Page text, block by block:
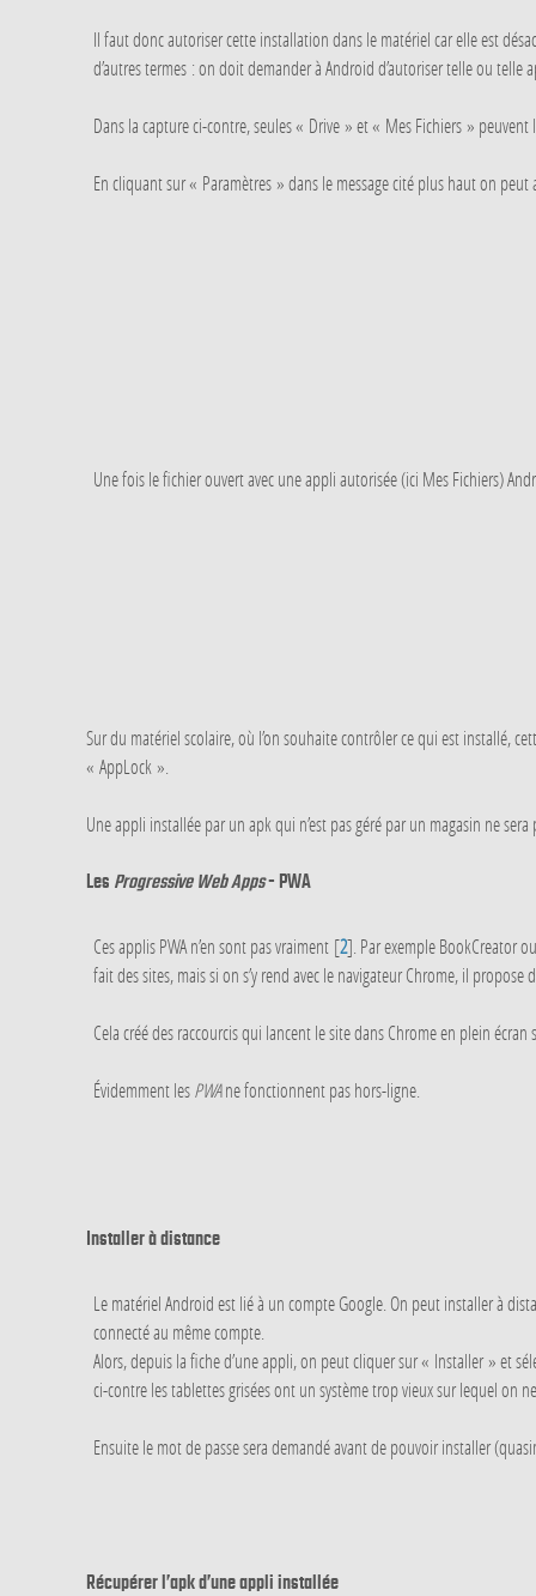
Il faut donc autoriser cette installation dans le matériel car elle est
d’autres termes : on doit demander à Android d’autoriser telle ou
Dans la capture ci-contre, seules « Drive » et « Mes Fichiers » peuvent
En cliquant sur « Paramètres » dans le message cité plus haut on
Une fois le fichier ouvert avec une appli autorisée (ici Mes Fichiers)
Sur du matériel scolaire, où l’on souhaite contrôler ce qui est installé,
« AppLock ».
Une appli installée par un apk qui n’est pas géré par un magasin ne
Les Progressive Web Apps- PWA
Ces applis PWA n’en sont pas vraiment [2]. Par exemple BookCreator
fait des sites, mais si on s’y rend avec le navigateur Chrome, il propose
Cela créé des raccourcis qui lancent le site dans Chrome en plein
Évidemment lesPWAne fonctionnent pas hors-ligne.
Installer à distance
Le matériel Android est lié à un compte Google. On peut installer à
connecté au même compte.
Alors, depuis la fiche d’une appli, on peut cliquer sur « Installer » et
ci-contre les tablettes grisées ont un système trop vieux sur lequel on
Ensuite le mot de passe sera demandé avant de pouvoir installer
Récupérer l’apk d’une appli installée